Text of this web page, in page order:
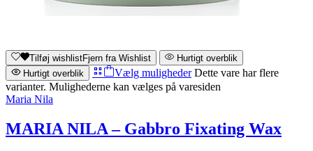
Tilføj wishlistFjern fra Wishlist
Hurtigt overblik
Hurtigt overblik
Vælg muligheder Dette vare har flere
varianter. Mulighederne kan vælges på varesiden
Maria Nila
MARIA NILA – Gabbro Fixating Wax